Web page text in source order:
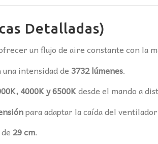
Detalladas)
un flujo de aire constante con la
intensidad de 3732 lúmenes.
4000K y 6500Kdesde el mando a
para adaptar la caída del
29 cm.